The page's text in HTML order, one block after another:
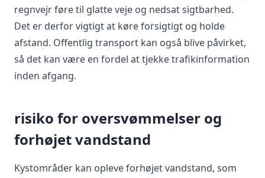
regnvejr føre til glatte veje og nedsat sigtbarhed.
Det er derfor vigtigt at køre forsigtigt og holde
afstand. Offentlig transport kan også blive påvirket,
så det kan være en fordel at tjekke trafikinformation
inden afgang.
risiko for oversvømmelser og
forhøjet vandstand
Kystområder kan opleve forhøjet vandstand, som